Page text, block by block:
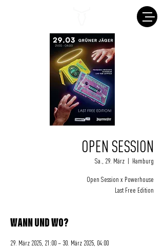
OPEN SESSION
Sa., 29. März Hamburg
Open Session x Powerhouse
Last Free Edition
WANN UND WO?
29. März 2025, 21:00 – 30. März 2025, 04:00